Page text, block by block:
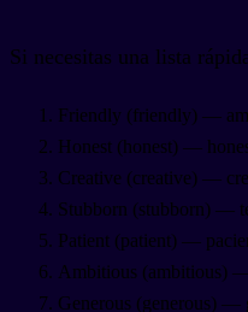
Si necesitas una lista
Friendly (friendly) —
Honest (honest) —
Creative (creative) —
Stubborn (stubborn) —
Patient (patient) —
Ambitious (ambitious)
Generous (generous) —